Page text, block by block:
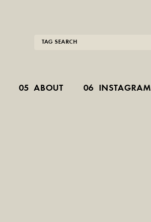
05 ABOUT 06 INSTAGRAM
TAG SEARCH